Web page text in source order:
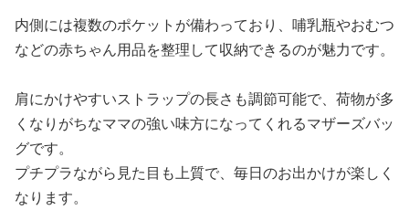
内側には複数のポケットが備わっており、哺乳瓶やおむつ
などの赤ちゃん用品を整理して収納できるのが魅力です。
肩にかけやすいストラップの長さも調節可能で、荷物が多
くなりがちなママの強い味方になってくれるマザーズバッ
グです。
プチプラながら見た目も上質で、毎日のお出かけが楽しく
なります。